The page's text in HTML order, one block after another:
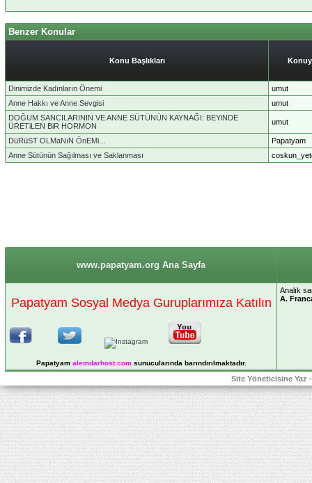
Benzer Konular
Konu Başlıkları
Dinimizde Kadınların Önemi
umut
Anne Hakkı ve Anne Sevgisi
umut
DOĞUM SANCILARININ VE ANNE SÜTÜNÜN KAYNAĞI: BEYiNDE
ÜRETiLEN BiR HORMON
umut
DüRüST OLMaNıN ÖnEMi...
Papatyam
Anne Sütünün Sağılması ve Saklanması
www.papatyam.org Ana Sayfa
Papatyam Sosyal Medya Guruplarımıza Katılın
Papatyam alemdarhost.comsunucularında barındırılmaktadır.
Analık
A.
Site Yöneticisine Yaz